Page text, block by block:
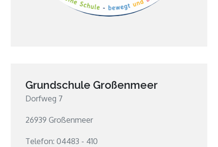
Grundschule Großenmeer
Dorfweg 7
26939 Großenmeer
Telefon: 04483 - 410